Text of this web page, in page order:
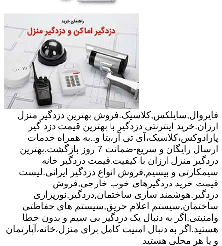
فایروال,سایلکس,کلاسیک.فروش بهترین دزدگیر منزل
ارزان.خرید اینترنتی دزدگیر با بهترین قیمت دزد گیر
پارادوکس،کلاسیک،آی تی آر،بتا و..به همراه خدمات
ارسال رایگان و سریع-ضمانت 7 روز بازگشت.بهترین
دزدگیر منزل ارزان با کیفیت.قیمت دزدگیر خانه
سیمکارتی و بیسیم,فروش انواع دزدگیر ایرانی.لیست
قیمت خرید دزدگیرهای خوب خارجی,فروش
دزدگیر.هوشمند سازی ساختمان,دزدگیر,نورپرازی
ساختمان,سیستم اعلام حریق,سیستم های حفاظتی
وامنیتی.اگر به دنبال یک دزدگیر بی سیم و بدون خطا
هستید.اگر به دنبال امنیت کامل برای منزل،خانه،آپارتمان
و یا هر محلی هستید